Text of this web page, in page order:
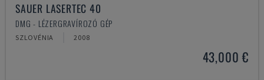
SAUER LASERTEC 40
DMG - LÉZERGRAVÍROZÓ GÉP
SZLOVÉNIA 2008
43,000 €